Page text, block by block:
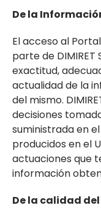
De la
El acceso al
parte de DIMIRET
exactitud,
actualidad de la
del mismo.
decisiones
suministrada en
producidos en el
actuaciones que
información
De la calidad